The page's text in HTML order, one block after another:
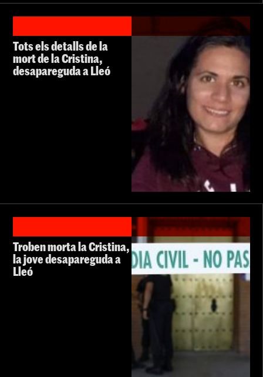
Tots els detalls de la
mort de la Cristina,
desapareguda a Lleó
Troben morta la Cristina,
la jove desapareguda a
Lleó